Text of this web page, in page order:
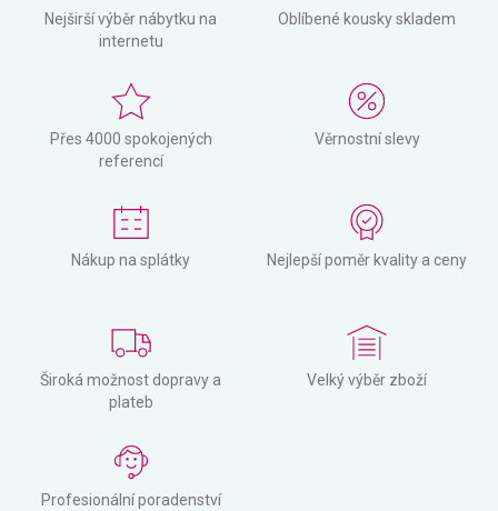
Nejširší výběr nábytku na
internetu
Oblíbené kousky skladem
Přes 4000 spokojených
referencí
Věrnostní slevy
Nákup na splátky Nejlepší poměr kvality a ceny
Široká možnost dopravy a
plateb
Velký výběr zboží
Profesionální poradenství